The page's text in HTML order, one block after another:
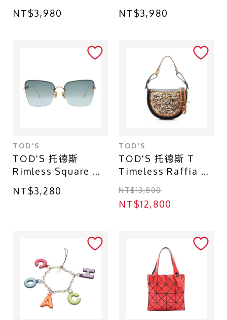
橘色 毛絨
NT$3,980
肩背包 淺褐色 牛皮
34067968005
NT$3,980
TOD'S
TOD'S 托德斯
Rimless Square 太
陽眼睛 無框 藍色鏡
片
NT$3,280
TOD'S
TOD'S 托德斯 T
Timeless Raffia 肩
色拉菲草
NT$13,800
NT$12,800